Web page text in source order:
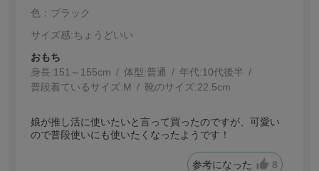
色：ブラック
サイズ感:ちょうどいい
おもち
身長:151～155cm 体型:普通 年代:10代後半
普段着ているサイズ:M 靴のサイズ:22.5cm
娘が推し活に使いたいと言って買ったのですが、可愛い
ので普段使いにも使いたくなったようです！
参考になった 8